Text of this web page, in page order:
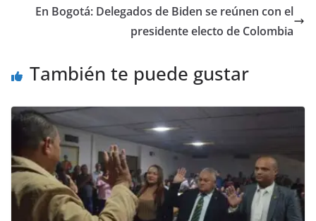
En Bogotá: Delegados de Biden se reúnen con el
presidente electo de Colombia
También te puede gustar